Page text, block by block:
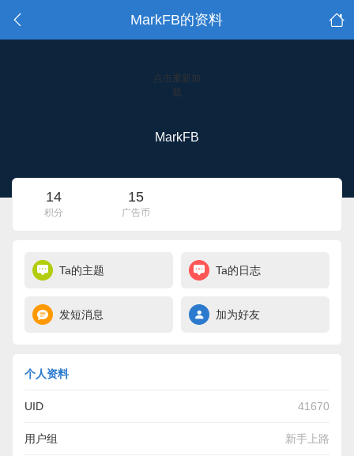
MarkFB的资料
点击重新加
载
MarkFB
14
积分
15
广告币
Ta的主题 Ta的日志
发短消息 加为好友
个人资料
UID 41670
用户组 新手上路